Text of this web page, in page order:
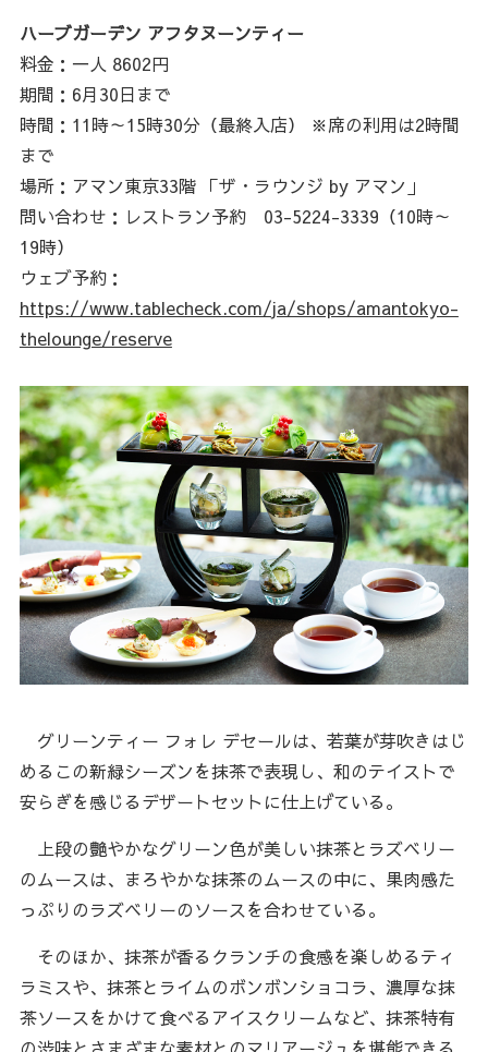
ハーブガーデン アフタヌーンティー
料金：一人 8602円
期間：6月30日まで
時間：11時～15時30分（最終入店） ※席の利用は2時間
まで
場所：アマン東京33階 「ザ・ラウンジ by アマン」
問い合わせ：レストラン予約 03-5224-3339（10時～
19時）
ウェブ予約：
https://www.tablecheck.com/ja/shops/amantokyo-
thelounge/reserve
グリーンティー フォレ デセールは、若葉が芽吹きはじ
めるこの新緑シーズンを抹茶で表現し、和のテイストで
安らぎを感じるデザートセットに仕上げている。
上段の艶やかなグリーン色が美しい抹茶とラズベリー
のムースは、まろやかな抹茶のムースの中に、果肉感た
っぷりのラズベリーのソースを合わせている。
そのほか、抹茶が香るクランチの食感を楽しめるティ
ラミスや、抹茶とライムのボンボンショコラ、濃厚な抹
茶ソースをかけて食べるアイスクリームなど、抹茶特有